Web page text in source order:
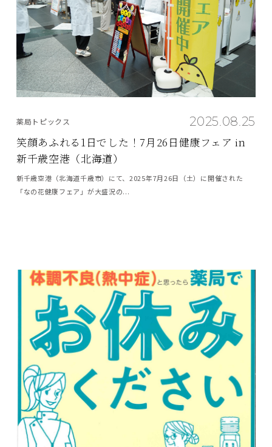
2025.08.25
薬局トピックス
笑顔あふれる1日でした！7月26日健康フェア in
新千歳空港（北海道）
新千歳空港（北海道千歳市）にて、2025年7月26日（土）に開催された
「なの花健康フェア」が大盛況の...